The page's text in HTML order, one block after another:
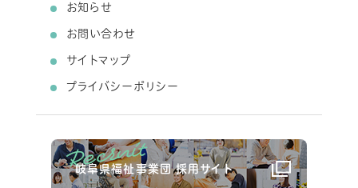
お知らせ
お問い合わせ
サイトマップ
プライバシーポリシー
岐阜県福祉事業団 採用サイト